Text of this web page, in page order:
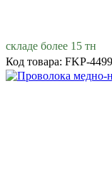
складе более 15 тн
Код товара: FKP-